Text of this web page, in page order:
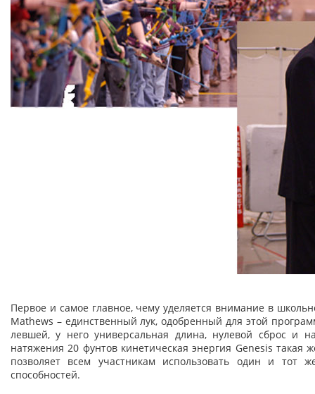
Первое и самое главное, чему уделяется внимание в
Mathews – единственный лук, одобренный для этой
левшей, у него универсальная длина, нулевой сброс и
натяжения 20 фунтов кинетическая энергия Genesis такая
позволяет всем участникам использовать один и тот
способностей.